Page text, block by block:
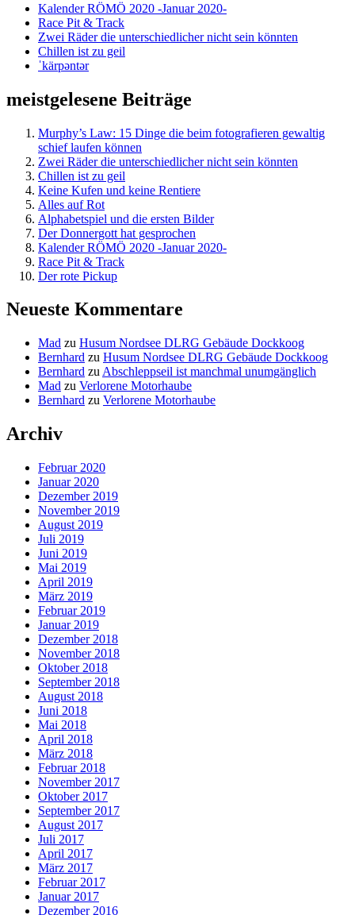
Kalender RÖMÖ 2020 -Januar 2020-
Race Pit & Track
Zwei Räder die unterschiedlicher nicht sein könnten
Chillen ist zu geil
ˈkärpəntər
meistgelesene Beiträge
Murphy’s Law: 15 Dinge die beim fotografieren gewaltig
schief laufen können
Zwei Räder die unterschiedlicher nicht sein könnten
Chillen ist zu geil
Keine Kufen und keine Rentiere
Alles auf Rot
Alphabetspiel und die ersten Bilder
Der Donnergott hat gesprochen
Kalender RÖMÖ 2020 -Januar 2020-
Race Pit & Track
Der rote Pickup
Neueste Kommentare
Mad zu Husum Nordsee DLRG Gebäude Dockkoog
Bernhard zu Husum Nordsee DLRG Gebäude Dockkoog
Bernhard zu Abschleppseil ist manchmal unumgänglich
Mad zu Verlorene Motorhaube
Bernhard zu Verlorene Motorhaube
Archiv
Februar 2020
Januar 2020
Dezember 2019
November 2019
August 2019
Juli 2019
Juni 2019
Mai 2019
April 2019
März 2019
Februar 2019
Januar 2019
Dezember 2018
November 2018
Oktober 2018
September 2018
August 2018
Juni 2018
Mai 2018
April 2018
März 2018
Februar 2018
November 2017
Oktober 2017
September 2017
August 2017
Juli 2017
April 2017
März 2017
Februar 2017
Januar 2017
Dezember 2016